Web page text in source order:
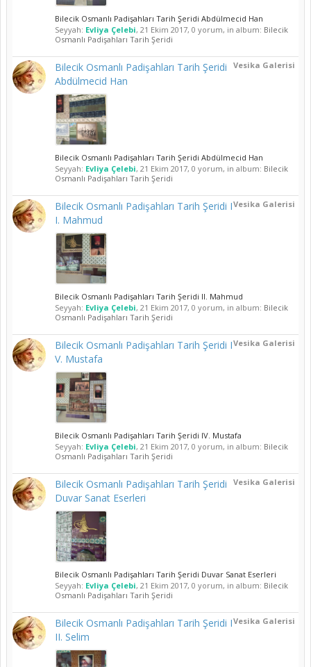
Bilecik Osmanlı Padişahları Tarih Şeridi Abdülmecid Han
Seyyah: Evliya Çelebi, 21 Ekim 2017, 0 yorum, in album: Bilecik
Osmanlı Padişahları Tarih Şeridi
Vesika Galerisi
Bilecik Osmanlı Padişahları Tarih Şeridi
Abdülmecid Han
Bilecik Osmanlı Padişahları Tarih Şeridi Abdülmecid Han
Seyyah: Evliya Çelebi, 21 Ekim 2017, 0 yorum, in album: Bilecik
Osmanlı Padişahları Tarih Şeridi
Vesika Galerisi
Bilecik Osmanlı Padişahları Tarih Şeridi I
I. Mahmud
Bilecik Osmanlı Padişahları Tarih Şeridi II. Mahmud
Seyyah: Evliya Çelebi, 21 Ekim 2017, 0 yorum, in album: Bilecik
Osmanlı Padişahları Tarih Şeridi
Vesika Galerisi
Bilecik Osmanlı Padişahları Tarih Şeridi I
V. Mustafa
Bilecik Osmanlı Padişahları Tarih Şeridi IV. Mustafa
Seyyah: Evliya Çelebi, 21 Ekim 2017, 0 yorum, in album: Bilecik
Osmanlı Padişahları Tarih Şeridi
Vesika Galerisi
Bilecik Osmanlı Padişahları Tarih Şeridi
Duvar Sanat Eserleri
Bilecik Osmanlı Padişahları Tarih Şeridi Duvar Sanat Eserleri
Seyyah: Evliya Çelebi, 21 Ekim 2017, 0 yorum, in album: Bilecik
Osmanlı Padişahları Tarih Şeridi
Vesika Galerisi
Bilecik Osmanlı Padişahları Tarih Şeridi I
II. Selim